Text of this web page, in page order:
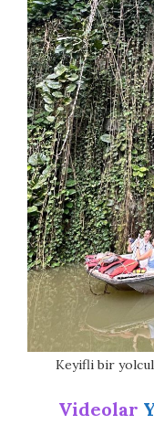
Keyifli bir
Videolar